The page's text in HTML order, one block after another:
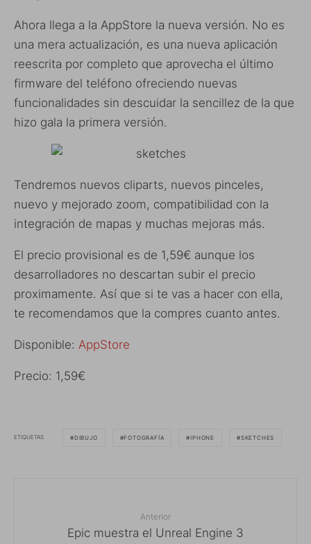
Ahora llega a la AppStore la nueva versión. No es
una mera actualización, es una nueva aplicación
reescrita por completo que aprovecha el último
firmware del teléfono ofreciendo nuevas
funcionalidades sin descuidar la sencillez de la que
hizo gala la primera versión.
Tendremos nuevos cliparts, nuevos pinceles,
nuevo y mejorado zoom, compatibilidad con la
integración de mapas y muchas mejoras más.
El precio provisional es de 1,59€ aunque los
desarrolladores no descartan subir el precio
proximamente. Así que si te vas a hacer con ella,
te recomendamos que la compres cuanto antes.
Disponible: AppStore
Precio: 1,59€
ETIQUETAS DIBUJO FOTOGRAFÍA IPHONE SKETCHES
Anterior
Epic muestra el Unreal Engine 3